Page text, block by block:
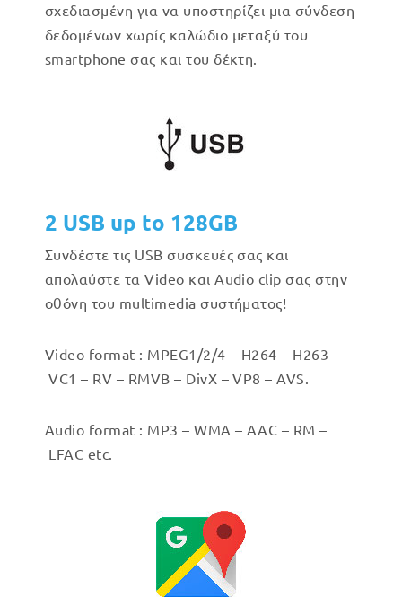
σχεδιασμένη για να υποστηρίζει μια σύνδεση
δεδομένων χωρίς καλώδιο μεταξύ του
smartphone σας και του δέκτη.
2 USB up to 128GB
Συνδέστε τις USB συσκευές σας και
απολαύστε τα Video και Audio clip σας στην
οθόνη του multimedia συστήματος!
Video format : MPEG1/2/4 – H264 – H263 –
VC1 – RV – RMVB – DivX – VP8 – AVS.
Audio format : MP3 – WMA – AAC – RM –
LFAC etc.